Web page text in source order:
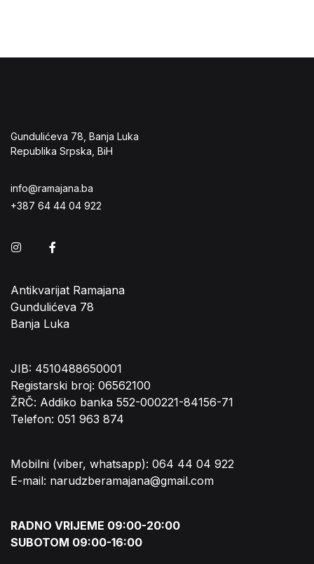
Gundulićeva 78, Banja Luka
Republika Srpska, BiH
info@ramajana.ba
+387 64 44 04 922
Instagram
Antikvarijat Ramajana
Gundulićeva 78
Banja Luka
JIB: 4510488650001
Registarski broj: 06562100
ŽRČ: Addiko banka 552-000221-84156-71
Telefon: 051 963 874
Mobilni (viber, whatsapp): 064 44 04 922
E-mail: narudzberamajana@gmail.com
RADNO VRIJEME 09:00-20:00
SUBOTOM 09:00-16:00